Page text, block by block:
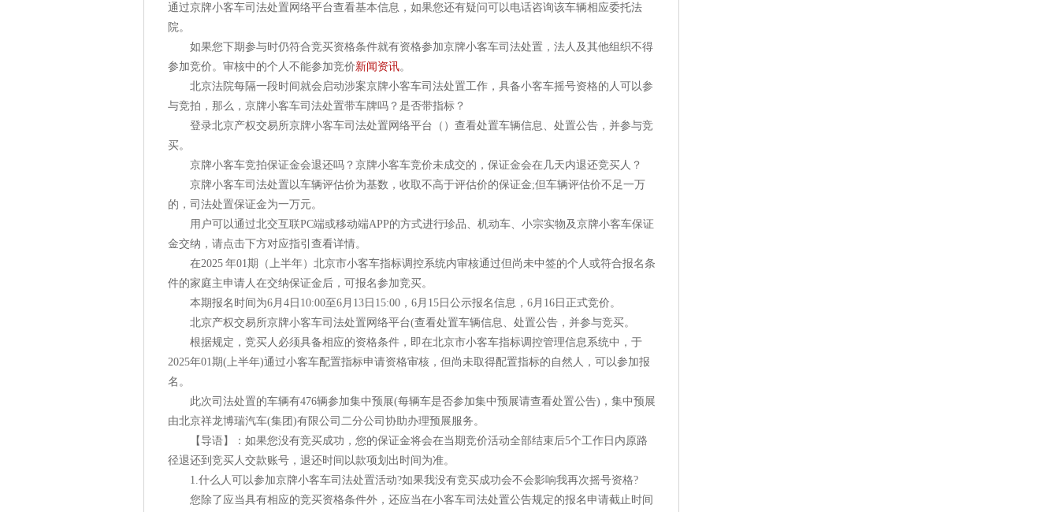
通过京牌小客车司法处置网络平台查看基本信息，如果您还有疑问可以电话咨询该车辆相应委托法
院。
如果您下期参与时仍符合竞买资格条件就有资格参加京牌小客车司法处置，法人及其他组织不得
参加竞价。审核中的个人不能参加竞价新闻资讯。
北京法院每隔一段时间就会启动涉案京牌小客车司法处置工作，具备小客车摇号资格的人可以参
与竞拍，那么，京牌小客车司法处置带车牌吗？是否带指标？
登录北京产权交易所京牌小客车司法处置网络平台（）查看处置车辆信息、处置公告，并参与竞
买。
京牌小客车竞拍保证金会退还吗？京牌小客车竞价未成交的，保证金会在几天内退还竞买人？
京牌小客车司法处置以车辆评估价为基数，收取不高于评估价的保证金;但车辆评估价不足一万
的，司法处置保证金为一万元。
用户可以通过北交互联PC端或移动端APP的方式进行珍品、机动车、小宗实物及京牌小客车保证
金交纳，请点击下方对应指引查看详情。
在2025 年01期（上半年）北京市小客车指标调控系统内审核通过但尚未中签的个人或符合报名条
件的家庭主申请人在交纳保证金后，可报名参加竞买。
本期报名时间为6月4日10:00至6月13日15:00，6月15日公示报名信息，6月16日正式竞价。
北京产权交易所京牌小客车司法处置网络平台(查看处置车辆信息、处置公告，并参与竞买。
根据规定，竞买人必须具备相应的资格条件，即在北京市小客车指标调控管理信息系统中，于
2025年01期(上半年)通过小客车配置指标申请资格审核，但尚未取得配置指标的自然人，可以参加报
名。
此次司法处置的车辆有476辆参加集中预展(每辆车是否参加集中预展请查看处置公告)，集中预展
由北京祥龙博瑞汽车(集团)有限公司二分公司协助办理预展服务。
【导语】：如果您没有竞买成功，您的保证金将会在当期竞价活动全部结束后5个工作日内原路
径退还到竞买人交款账号，退还时间以款项划出时间为准。
1.什么人可以参加京牌小客车司法处置活动?如果我没有竞买成功会不会影响我再次摇号资格?
您除了应当具有相应的竞买资格条件外，还应当在小客车司法处置公告规定的报名申请截止时间